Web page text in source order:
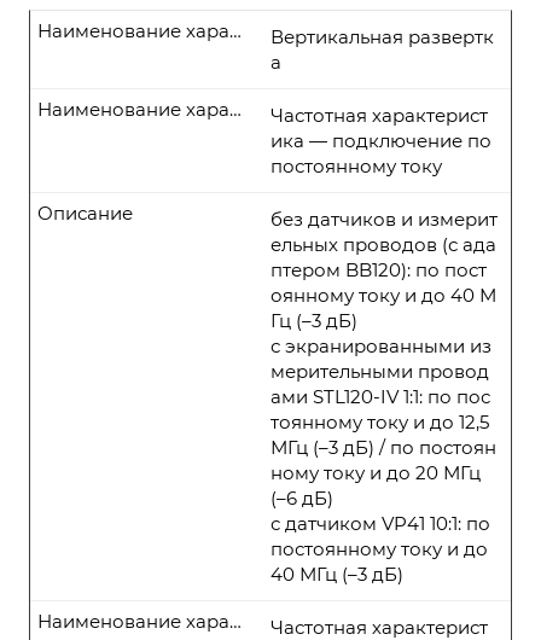
Вертикальная развертк
а
Наименование характеристики
Частотная характерист
ика — подключение по
постоянному току
Наименование характеристики
без датчиков и измерит
ельных проводов (с ада
птером BB120): по пост
оянному току и до 40 М
Гц (–3 дБ)
с экранированными из
мерительными провод
ами STL120-IV 1:1: по пос
тоянному току и до 12,5
МГц (–3 дБ) / по постоян
ному току и до 20 МГц
(–6 дБ)
с датчиком VP41 10:1: по
постоянному току и до
40 МГц (–3 дБ)
Описание
Частотная характерист
Наименование характеристики